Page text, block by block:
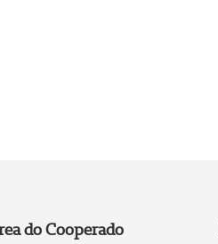
do Cooperado